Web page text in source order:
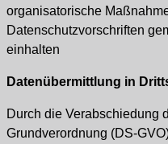
organisatorische
Datenschutzvorschriften
einhalten
Datenübermittlung in
Durch die Verabschiedung
Grundverordnung (DS-